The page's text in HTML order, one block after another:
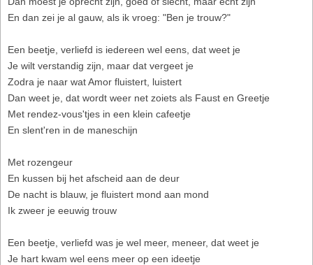
En dan zei je al gauw, als ik vroeg: "Ben je trouw?"
Een beetje, verliefd is iedereen wel eens, dat weet je
Je wilt verstandig zijn, maar dat vergeet je
Zodra je naar wat Amor fluistert, luistert
Dan weet je, dat wordt weer net zoiets als Faust en Greetje
Met rendez-vous'tjes in een klein cafeetje
En slent'ren in de maneschijn
Met rozengeur
En kussen bij het afscheid aan de deur
De nacht is blauw, je fluistert mond aan mond
Ik zweer je eeuwig trouw
Een beetje, verliefd was je wel meer, meneer, dat weet je
Je hart kwam wel eens meer op een ideetje